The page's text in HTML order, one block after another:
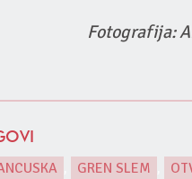
Fotografija:
GREN SLEM